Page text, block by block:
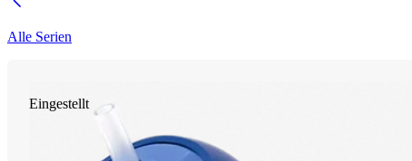
Alle Serien
Eingestellt